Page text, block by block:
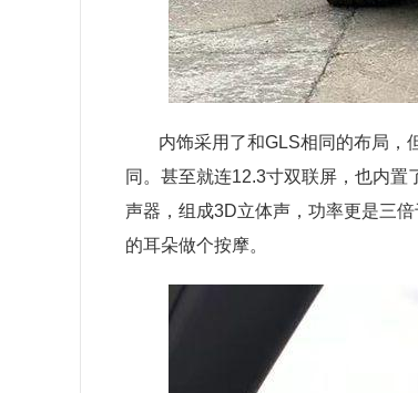
内饰采用了和GLS相同的布局，
同。甚至就连12.3寸双联屏，也内
声器，组成3D立体声，功率更是三
的耳朵做个按摩。